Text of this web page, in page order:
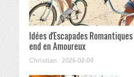
Idées d'Escapades
end en Amoureux
Christian 2026-02-04